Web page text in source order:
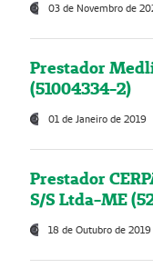
03 de Novembro de
Prestador
(51004334-2)
01 de Janeiro de 2019
Prestador
S/S Ltda-ME
18 de Outubro de 2019